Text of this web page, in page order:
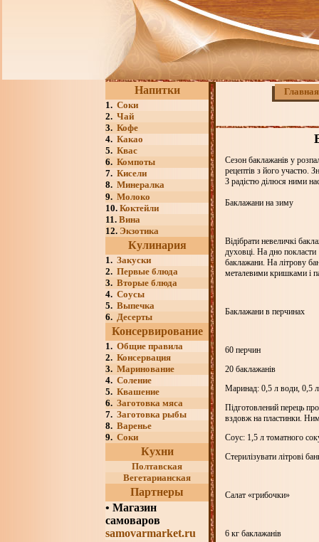
Напитки
1. Соки
2. Чай
3. Кофе
4. Какао
5. Квас
6. Компоты
7. Кисели
8. Минералка
9. Молоко
10. Коктейли
11. Вина
12. Экзотика
Кулинария
1. Закуски
2. Первые блюда
3. Вторые блюда
4. Соусы
5. Выпечка
6. Десерты
Консервирование
1. Общие правила
2. Консервация
3. Маринование
4. Соление
5. Квашение
6. Заготовка мяса
7. Заготовка рыбы
8. Варенье
9. Соки
Кухни
Полтавская
Вегетарианская
Партнеры
• Магазин
самоваров
samovarmarket.ru
Главная
Сезон баклажанів у
рецептів з його участю.
З радістю ділюся ними
Баклажани на зиму
Відібрати невеличкі
духовці. На дно покласти
баклажани. На літрову
металевими кришками і
Баклажани в перчинах
60 перчин
20 баклажанів
Маринад: 0,5 л води, 0,5 л
Підготовлений перець
вздовж на пластинки.
Соус: 1,5 л томатного
Стерилізувати літрові
Салат «грибочки»
6 кг баклажанів